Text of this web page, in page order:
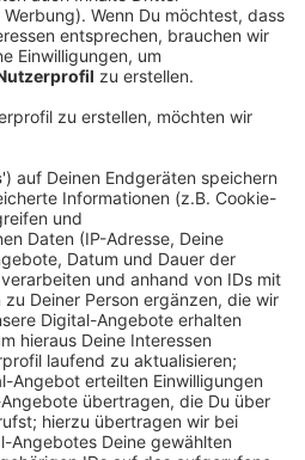
Do" hat David Guetta sich
die ganz schön viele
Becky Hill und Ella
berühmt geworden und beide
Ihre
um den YouTube
zu laden!